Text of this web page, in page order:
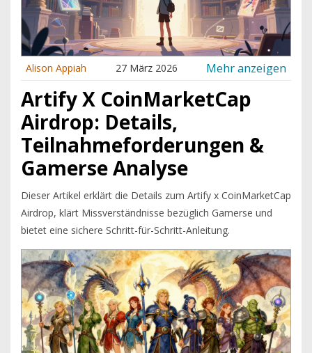
Alison Appiah 27 März 2026 Mehr anzeigen
Artify X CoinMarketCap
Airdrop: Details,
Teilnahmeforderungen &
Gamerse Analyse
Dieser Artikel erklärt die Details zum Artify x CoinMarketCap
Airdrop, klärt Missverständnisse bezüglich Gamerse und
bietet eine sichere Schritt-für-Schritt-Anleitung.